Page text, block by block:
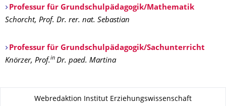
Professur für Grundschulpädagogik/Mathematik
Schorcht, Prof. Dr. rer. nat. Sebastian
Professur für Grundschulpädagogik/Sachunterricht
Knörzer, Prof.in Dr. paed. Martina
Zu dieser Seite
Webredaktion Institut Erziehungswissenschaft